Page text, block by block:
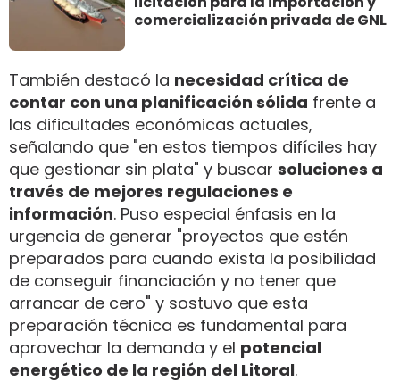
comercialización privada de GNL
También destacó la necesidad crítica de
contar con una planificación sólida frente a
las dificultades económicas actuales,
señalando que "en estos tiempos difíciles hay
que gestionar sin plata" y buscar soluciones a
través de mejores regulaciones e
información. Puso especial énfasis en la
urgencia de generar "proyectos que estén
preparados para cuando exista la posibilidad
de conseguir financiación y no tener que
arrancar de cero" y sostuvo que esta
preparación técnica es fundamental para
aprovechar la demanda y el potencial
energético de la región del Litoral.